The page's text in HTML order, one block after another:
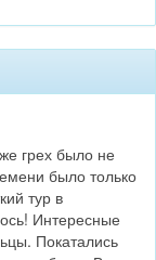
грех было не
было только
тур в
Интересные
Покатались